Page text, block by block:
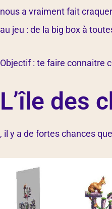
nous a vraiment fait
au jeu : de la big box à
Objectif : te faire connaitre
L’île des
, il y a de fortes chances que